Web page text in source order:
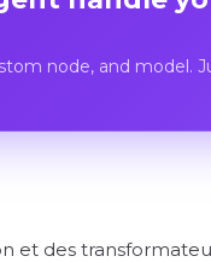
node, and model.
et des